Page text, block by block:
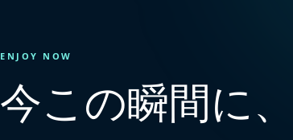
ENJOY NOW
今この瞬間に